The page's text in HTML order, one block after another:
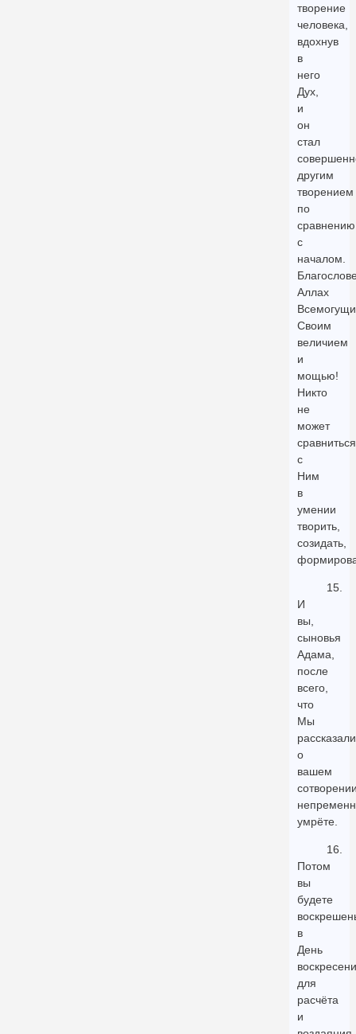
творение
человека,
вдохнув
в
него
Дух,
и
он
стал
другим
творением
по
сравнению
с
началом.
Аллах
Своим
величием
и
мощью!
Никто
не
может
сравниться
с
Ним
в
умении
творить,
созидать,
15.
И
вы,
сыновья
Адама,
после
всего,
что
Мы
рассказали
о
вашем
умрёте.
16.
Потом
вы
будете
в
День
для
расчёта
и